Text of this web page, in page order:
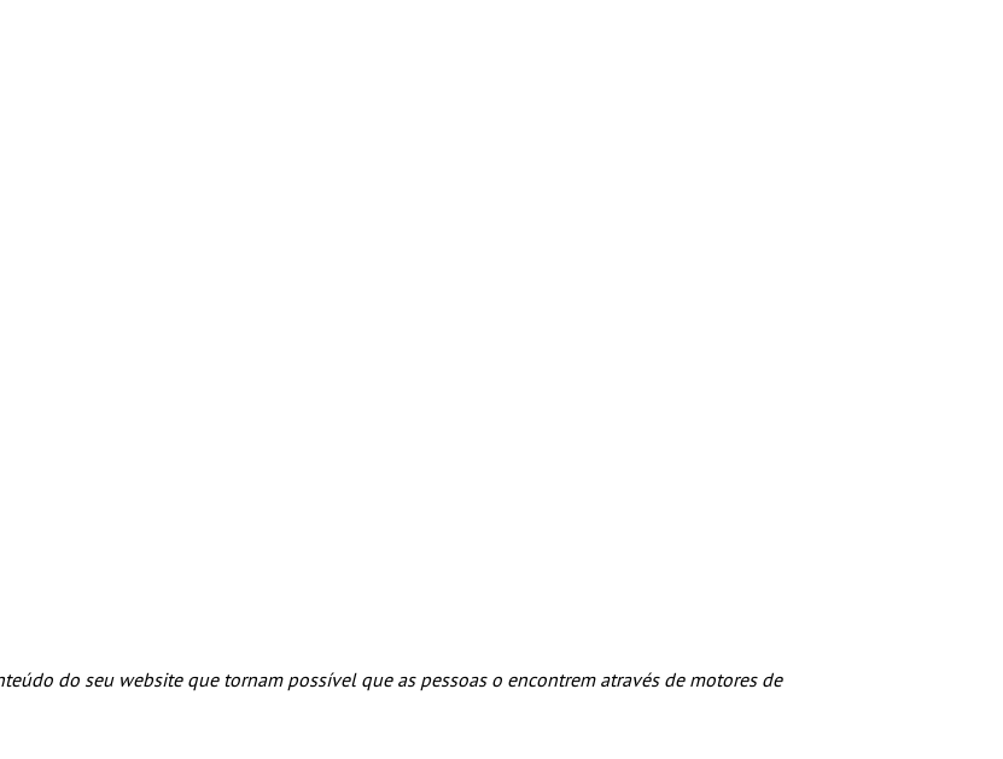
do seu website que tornam possível que as pessoas o encontrem através de motores de